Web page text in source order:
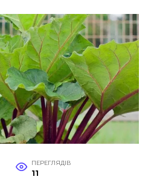
ПЕРЕГЛЯДІВ
11